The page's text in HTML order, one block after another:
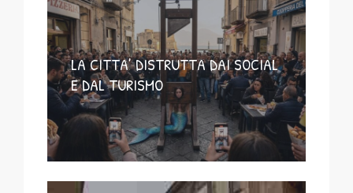
LA CITTA’ DISTRUTTA DAI SOCIAL
E DAL TURISMO